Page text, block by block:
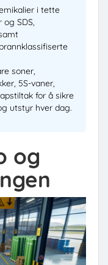
i tette
SDS,
soner,
5S-vaner,
for å sikre
utstyr hver dag.
og